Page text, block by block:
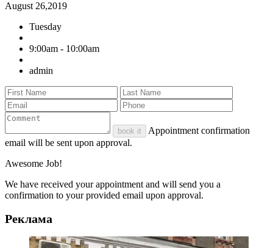
August 26,2019
Tuesday
9:00am - 10:00am
admin
book it
Appointment confirmation
email will be sent upon approval.
Awesome Job!
We have received your appointment and will send you a
confirmation to your provided email upon approval.
Реклама